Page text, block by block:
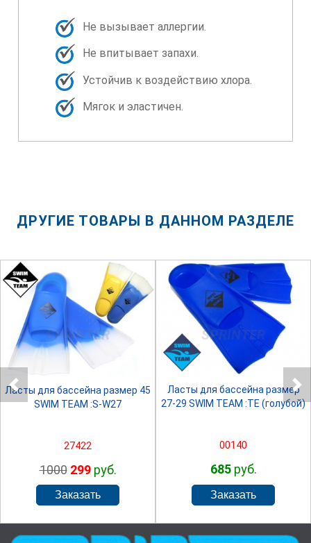
Не вызывает аллергии.
Не впитывает запахи.
Устойчив к воздействию хлора.
Мягок и эластичен.
ДРУГИЕ ТОВАРЫ В ДАННОМ РАЗДЕЛЕ
SPRINTER
Ласты для бассейна размер 45
SWIM TEAM :S-W27
27422
1000 299руб.
SPRINTER
Ласты для бассейна размер
27-29 SWIM TEAM :TE (голубой)
00140
685руб.